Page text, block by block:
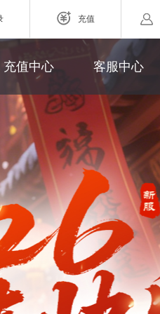
充值
纪】北欧神话为世界观
小体量好上手
网页游戏
ZAZA超级英雄
充值中心 客服中心
充值帮助
联系客服